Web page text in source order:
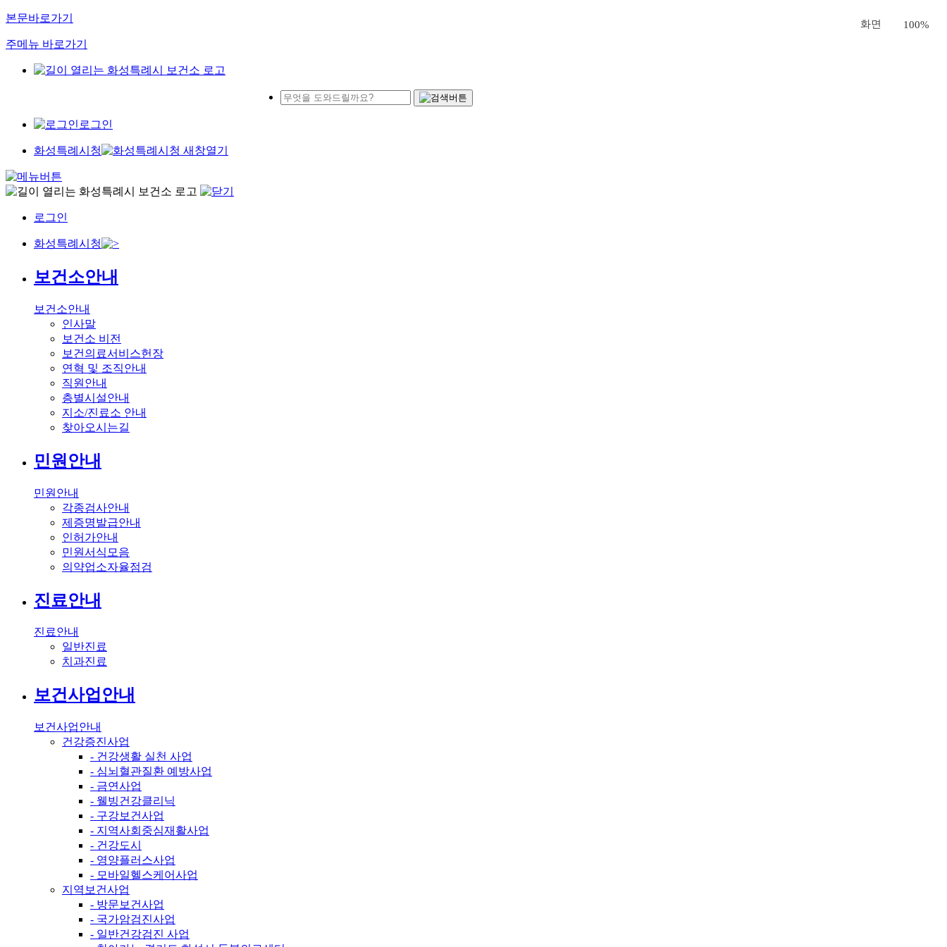
본문바로가기
주메뉴 바로가기
로그인
화성특례시청
화면 100%
로그인
화성특례시청
보건소안내
보건소안내
인사말
보건소 비전
보건의료서비스헌장
연혁 및 조직안내
직원안내
층별시설안내
지소/진료소 안내
찾아오시는길
민원안내
민원안내
각종검사안내
제증명발급안내
인허가안내
민원서식모음
의약업소자율점검
진료안내
진료안내
일반진료
치과진료
보건사업안내
보건사업안내
건강증진사업
- 건강생활 실천 사업
- 심뇌혈관질환 예방사업
- 금연사업
- 웰빙건강클리닉
- 구강보건사업
- 지역사회중심재활사업
- 건강도시
- 영양플러스사업
- 모바일헬스케어사업
지역보건사업
- 방문보건사업
- 국가암검진사업
- 일반건강검진 사업